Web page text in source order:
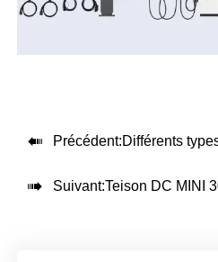
 Précédent:Différents types de
 Suivant:Teison DC MINI 30kW Chargeur